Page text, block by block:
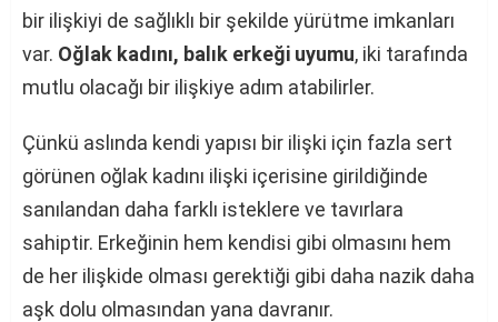
bir ilişkiyi de sağlıklı bir şekilde yürütme imkanları
var. Oğlak kadını, balık erkeği uyumu, iki tarafında
mutlu olacağı bir ilişkiye adım atabilirler.
Çünkü aslında kendi yapısı bir ilişki için fazla sert
görünen oğlak kadını ilişki içerisine girildiğinde
sanılandan daha farklı isteklere ve tavırlara
sahiptir. Erkeğinin hem kendisi gibi olmasını hem
de her ilişkide olması gerektiği gibi daha nazik daha
aşk dolu olmasından yana davranır.